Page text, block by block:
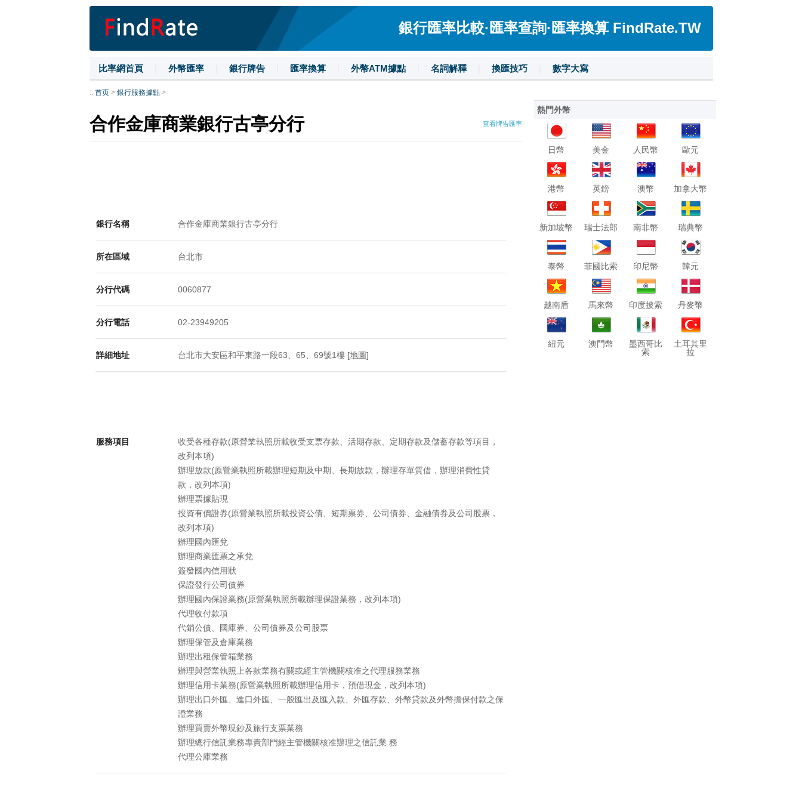
銀行匯率比較·匯率查詢·匯率換算 FindRate.TW
比率網首頁 外幣匯率 銀行牌告 匯率換算 外幣ATM據點 名詞解釋 換匯技巧 數字大寫
:: 首页> 銀行服務據點>
合作金庫商業銀行古亭分行 查看牌告匯率
銀行名稱 合作金庫商業銀行古亭分行
所在區域 台北市
分行代碼 0060877
分行電話 02-23949205
詳細地址 台北市大安區和平東路一段63、65、69號1樓 [地圖]
服務項目
收受各種存款(原營業執照所載收受支票存款、活期存款、定期存款及儲蓄存款等項目，
改列本項)
辦理放款(原營業執照所載辦理短期及中期、長期放款，辦理存單質借，辦理消費性貸
款，改列本項)
辦理票據貼現
投資有價證券(原營業執照所載投資公債、短期票券、公司債券、金融債券及公司股票，
改列本項)
辦理國內匯兌
辦理商業匯票之承兌
簽發國內信用狀
保證發行公司債券
辦理國內保證業務(原營業執照所載辦理保證業務，改列本項)
代理收付款項
代銷公債、國庫券、公司債券及公司股票
辦理保管及倉庫業務
辦理出租保管箱業務
辦理與營業執照上各款業務有關或經主管機關核准之代理服務業務
辦理信用卡業務(原營業執照所載辦理信用卡，預借現金，改列本項)
辦理出口外匯、進口外匯、一般匯出及匯入款、外匯存款、外幣貸款及外幣擔保付款之保
證業務
辦理買賣外幣現鈔及旅行支票業務
辦理總行信託業務專責部門經主管機關核准辦理之信託業 務
代理公庫業務
熱門外幣
日幣 美金 人民幣 歐元
港幣 英鎊 澳幣 加拿大幣
新加坡幣 瑞士法郎 南非幣 瑞典幣
泰幣 菲國比索 印尼幣 韓元
越南盾 馬來幣 印度披索 丹麥幣
紐元 澳門幣
墨西哥比
索
土耳其里
拉